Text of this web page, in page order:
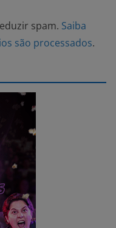
spam. Saiba
são processados.